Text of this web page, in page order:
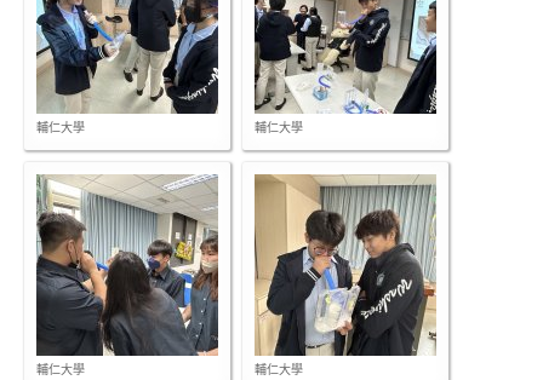
輔仁大學 輔仁大學
輔仁大學 輔仁大學